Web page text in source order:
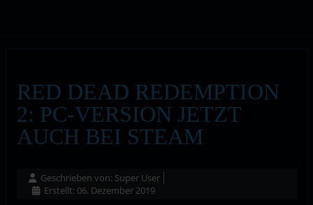
RED DEAD REDEMPTION
2: PC-VERSION JETZT
AUCH BEI STEAM
Geschrieben von: Super User
Erstellt: 06. Dezember 2019